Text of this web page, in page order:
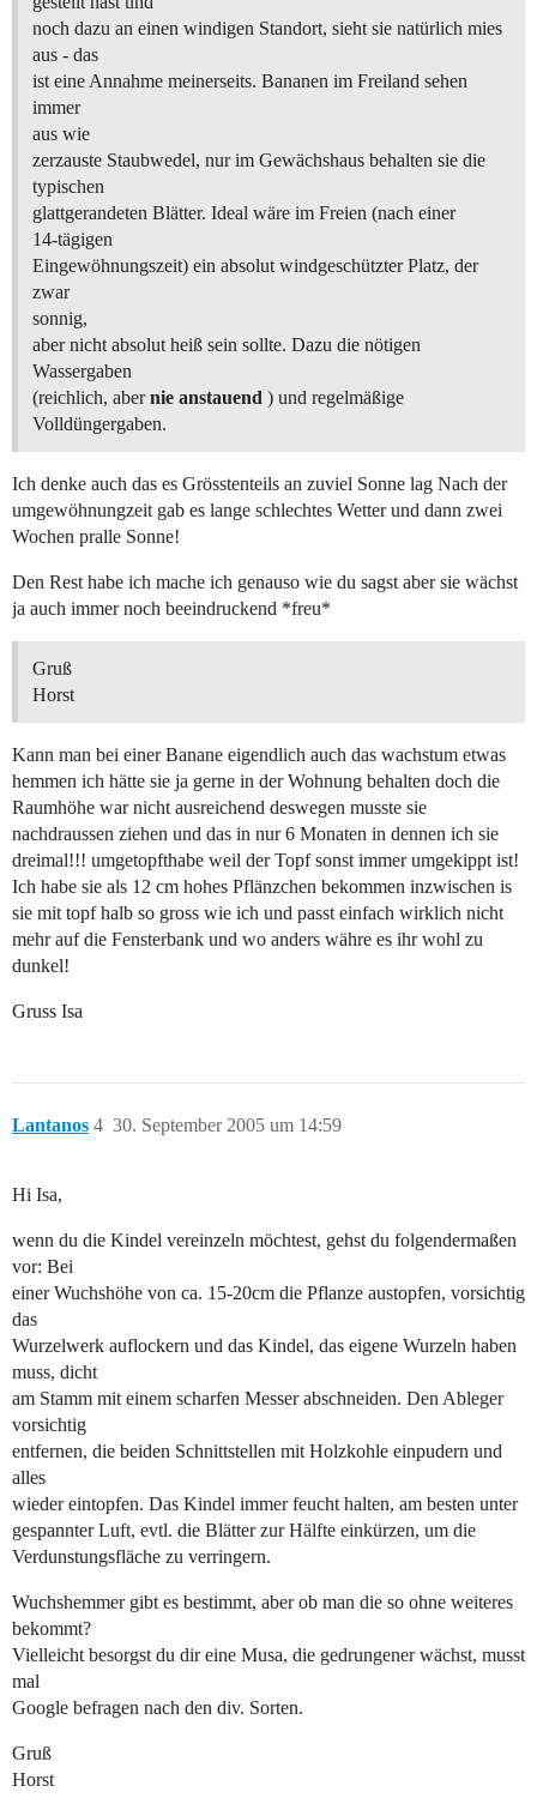
noch dazu an einen windigen Standort, sieht sie natürlich mies
aus - das
ist eine Annahme meinerseits. Bananen im Freiland sehen
immer
aus wie
zerzauste Staubwedel, nur im Gewächshaus behalten sie die
typischen
glattgerandeten Blätter. Ideal wäre im Freien (nach einer
14-tägigen
Eingewöhnungszeit) ein absolut windgeschützter Platz, der
zwar
sonnig,
aber nicht absolut heiß sein sollte. Dazu die nötigen
Wassergaben
(reichlich, abernie anstauend ) und regelmäßige
Volldüngergaben.
Ich denke auch das es Grösstenteils an zuviel Sonne lag Nach der
umgewöhnungzeit gab es lange schlechtes Wetter und dann zwei
Wochen pralle Sonne!
Den Rest habe ich mache ich genauso wie du sagst aber sie wächst
ja auch immer noch beeindruckend *freu*
Gruß
Horst
Kann man bei einer Banane eigendlich auch das wachstum etwas
hemmen ich hätte sie ja gerne in der Wohnung behalten doch die
Raumhöhe war nicht ausreichend deswegen musste sie
nachdraussen ziehen und das in nur 6 Monaten in dennen ich sie
dreimal!!! umgetopfthabe weil der Topf sonst immer umgekippt ist!
Ich habe sie als 12 cm hohes Pflänzchen bekommen inzwischen is
sie mit topf halb so gross wie ich und passt einfach wirklich nicht
mehr auf die Fensterbank und wo anders währe es ihr wohl zu
dunkel!
Gruss Isa
Lantanos 30. September 2005 um 14:59
4
Hi Isa,
wenn du die Kindel vereinzeln möchtest, gehst du folgendermaßen
vor: Bei
einer Wuchshöhe von ca. 15-20cm die Pflanze austopfen, vorsichtig
das
Wurzelwerk auflockern und das Kindel, das eigene Wurzeln haben
muss, dicht
am Stamm mit einem scharfen Messer abschneiden. Den Ableger
vorsichtig
entfernen, die beiden Schnittstellen mit Holzkohle einpudern und
alles
wieder eintopfen. Das Kindel immer feucht halten, am besten unter
gespannter Luft, evtl. die Blätter zur Hälfte einkürzen, um die
Verdunstungsfläche zu verringern.
Wuchshemmer gibt es bestimmt, aber ob man die so ohne weiteres
bekommt?
Vielleicht besorgst du dir eine Musa, die gedrungener wächst, musst
mal
Google befragen nach den div. Sorten.
Gruß
Horst